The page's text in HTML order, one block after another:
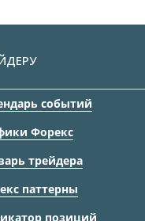
событий
Форекс
трейдера
паттерны
позиций